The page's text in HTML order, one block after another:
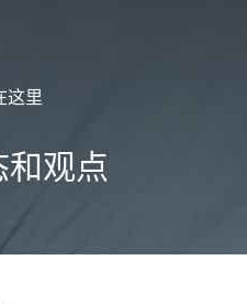
这里
和观点